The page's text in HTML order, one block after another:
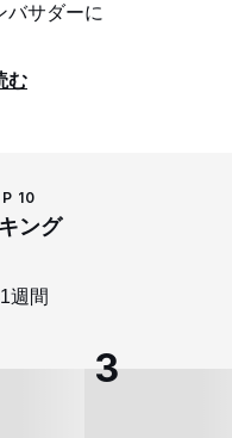
バサダーに
む
10
ング
1週間